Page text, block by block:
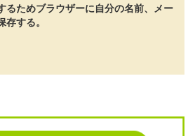
るためブラウザーに自分の名前、メー
する。